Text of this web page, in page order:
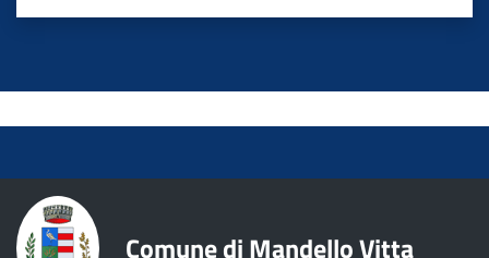
Comune di Mandello Vitta